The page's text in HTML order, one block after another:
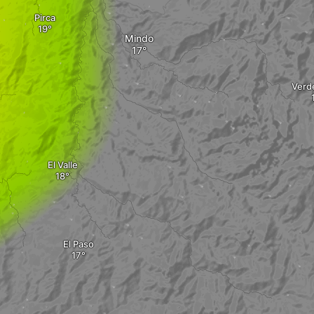
El Paso
El Valle
Pirca
Mindo